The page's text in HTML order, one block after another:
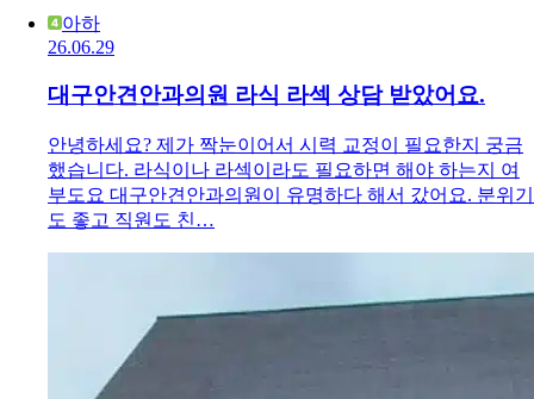
아하
26.06.29
대구안견안과의원 라식 라섹 상담 받았어요.
안녕하세요? 제가 짝눈이어서 시력 교정이 필요한지 궁금
했습니다. 라식이나 라섹이라도 필요하면 해야 하는지 여
부도요 대구안견안과의원이 유명하다 해서 갔어요. 분위기
도 좋고 직원도 친…